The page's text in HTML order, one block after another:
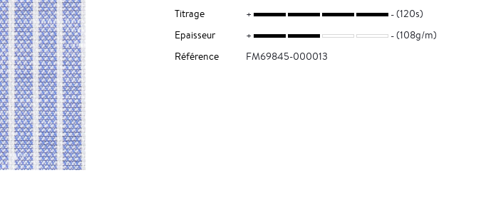
Titrage
(120s)
Epaisseur
(108g/m)
Référence
FM69845-000013